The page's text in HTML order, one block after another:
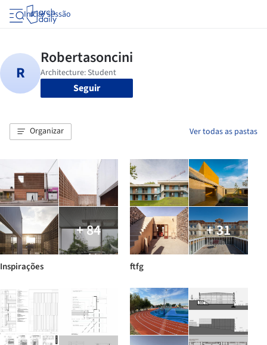
Iniciar sessão
Seguir
Organizar Ver todas as pastas
+ 84
Inspirações
+ 31
ftfg